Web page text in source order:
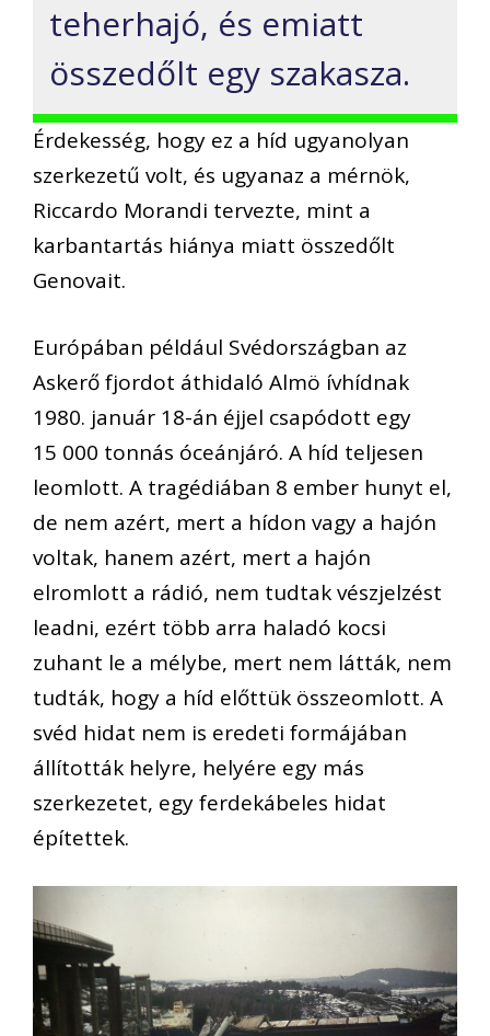
teherhajó, és emiatt
összedőlt egy szakasza.
Érdekesség, hogy ez a híd ugyanolyan
szerkezetű volt, és ugyanaz a mérnök,
Riccardo Morandi tervezte, mint a
karbantartás hiánya miatt összedőlt
Genovait.
Európában például Svédországban az
Askerő fjordot áthidaló Almö ívhídnak
1980. január 18-án éjjel csapódott egy
15 000 tonnás óceánjáró. A híd teljesen
leomlott. A tragédiában 8 ember hunyt el,
de nem azért, mert a hídon vagy a hajón
voltak, hanem azért, mert a hajón
elromlott a rádió, nem tudtak vészjelzést
leadni, ezért több arra haladó kocsi
zuhant le a mélybe, mert nem látták, nem
tudták, hogy a híd előttük összeomlott. A
svéd hidat nem is eredeti formájában
állították helyre, helyére egy más
szerkezetet, egy ferdekábeles hidat
építettek.